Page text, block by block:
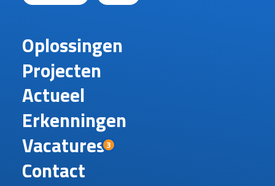
Oplossingen
Projecten
Actueel
Erkenningen
Vacatures3
Contact